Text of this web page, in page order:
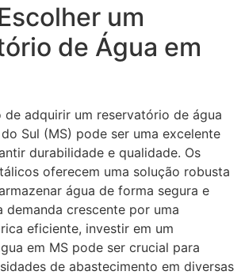
um
de Água em
de adquirir um reservatório de água
Sul (MS) pode ser uma excelente
durabilidade e qualidade. Os
oferecem uma solução robusta
água de forma segura e
demanda crescente por uma
eficiente, investir em um
em MS pode ser crucial para
de abastecimento em diversas